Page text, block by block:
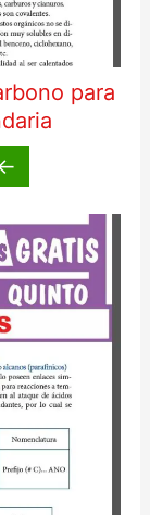
para